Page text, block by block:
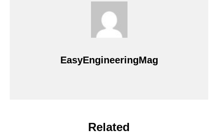
EasyEngineeringMag
Related